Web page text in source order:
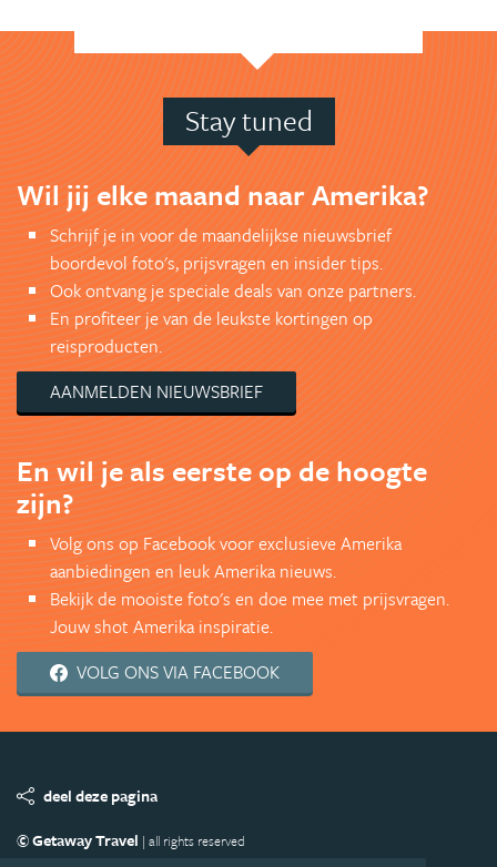
Stay tuned
Wil jij elke maand naar Amerika?
Schrijf je in voor de maandelijkse nieuwsbrief
boordevol foto's, prijsvragen en insider tips.
Ook ontvang je speciale deals van onze partners.
En profiteer je van de leukste kortingen op
reisproducten.
AANMELDEN NIEUWSBRIEF
En wil je als eerste op de hoogte
zijn?
Volg ons op Facebook voor exclusieve Amerika
aanbiedingen en leuk Amerika nieuws.
Bekijk de mooiste foto's en doe mee met prijsvragen.
Jouw shot Amerika inspiratie.
VOLG ONS VIA FACEBOOK
deel deze pagina
© Getaway Travel | all rights reserved